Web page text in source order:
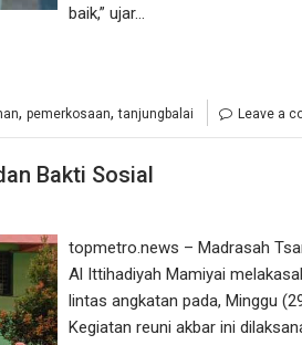
baik,” ujar…
, pemerkosaan,tanjungbalai Leave a
Bakti Sosial
topmetro.news – Madrasah
Al Ittihadiyah Mamiyai
lintas angkatan pada, Minggu
Kegiatan reuni akbar ini